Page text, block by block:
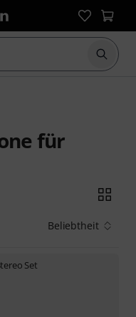
Suche
für
Beliebtheit
Set